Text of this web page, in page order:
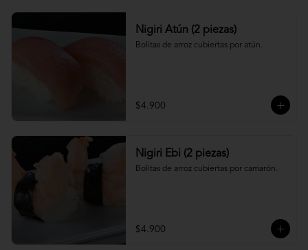
Nigiri Atún (2 piezas)
Bolitas de arroz cubiertas por atún.
$4.900
Nigiri Ebi (2 piezas)
Bolitas de arroz cubiertas por camarón.
$4.900